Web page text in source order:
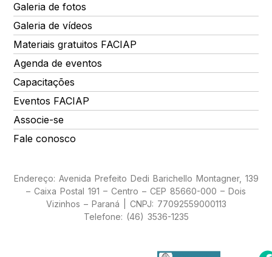
Galeria de fotos
Galeria de vídeos
Materiais gratuitos FACIAP
Agenda de eventos
Capacitações
Eventos FACIAP
Associe-se
Fale conosco
Endereço: Avenida Prefeito Dedi Barichello Montagner, 139
– Caixa Postal 191 – Centro – CEP 85660-000 – Dois
Vizinhos – Paraná | CNPJ: 77092559000113
Telefone: (46) 3536-1235